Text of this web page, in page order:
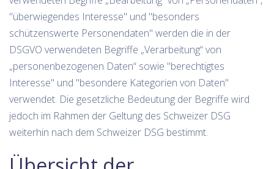
"überwiegendes Interesse" und "besonders
schützenswerte Personendaten" werden die in der
DSGVO verwendeten Begriffe „Verarbeitung“ von
„personenbezogenen Daten“ sowie "berechtigtes
Interesse" und "besondere Kategorien von Daten"
verwendet. Die gesetzliche Bedeutung der Begriffe wird
jedoch im Rahmen der Geltung des Schweizer DSG
weiterhin nach dem Schweizer DSG bestimmt.